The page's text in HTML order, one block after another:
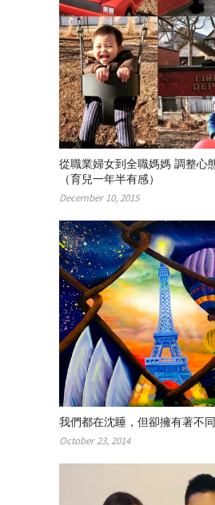
從職業婦女到全職媽媽 調整心
（育兒一年半有感）
December 10, 2015
我們都在沈睡，但卻擁有著不
October 23, 2014